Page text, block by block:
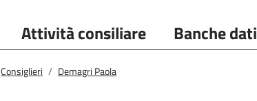
Attività consiliare Banche dati
Consiglieri Demagri Paola